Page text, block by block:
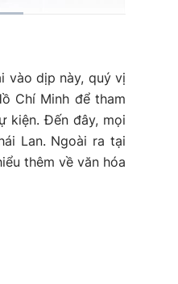
vào dịp này, quý vị
Chí Minh để tham
kiện. Đến đây, mọi
Lan. Ngoài ra tại
thêm về văn hóa